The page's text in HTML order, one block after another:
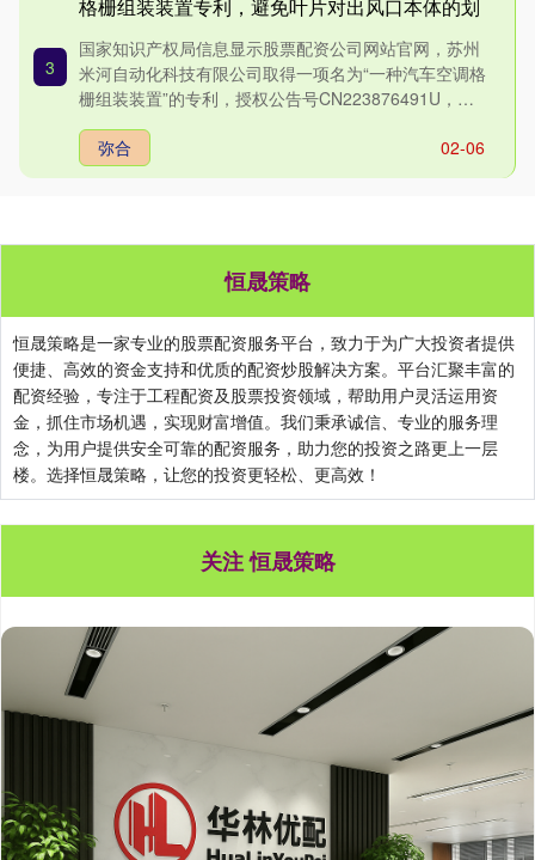
3
格栅组装装置专利，避免叶片对出风口本体的划
伤
国家知识产权局信息显示股票配资公司网站官网，苏州
米河自动化科技有限公司取得一项名为“一种汽车空调格
栅组装装置”的专利，授权公告号CN223876491U，申
请日....
02-06
弥合
恒晟策略
恒晟策略是一家专业的股票配资服务平台，致力于为广大投资者提供
便捷、高效的资金支持和优质的配资炒股解决方案。平台汇聚丰富的
配资经验，专注于工程配资及股票投资领域，帮助用户灵活运用资
金，抓住市场机遇，实现财富增值。我们秉承诚信、专业的服务理
念，为用户提供安全可靠的配资服务，助力您的投资之路更上一层
楼。选择恒晟策略，让您的投资更轻松、更高效！
关注 恒晟策略